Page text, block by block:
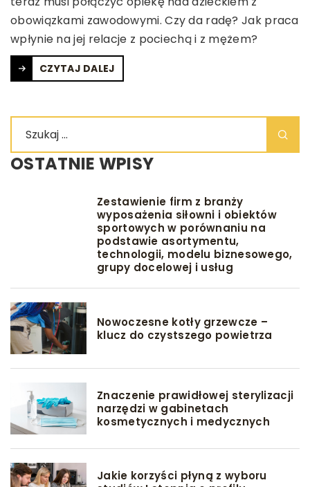
obowiązkami zawodowymi. Czy da radę? Jak praca
wpłynie na jej relacje z pociechą i z mężem?
CZYTAJ DALEJ
OSTATNIE WPISY
Zestawienie firm z branży
wyposażenia siłowni i obiektów
sportowych w porównaniu na
podstawie asortymentu,
technologii, modelu biznesowego,
grupy docelowej i usług
Nowoczesne kotły grzewcze –
klucz do czystszego powietrza
Znaczenie prawidłowej sterylizacji
narzędzi w gabinetach
kosmetycznych i medycznych
Jakie korzyści płyną z wyboru